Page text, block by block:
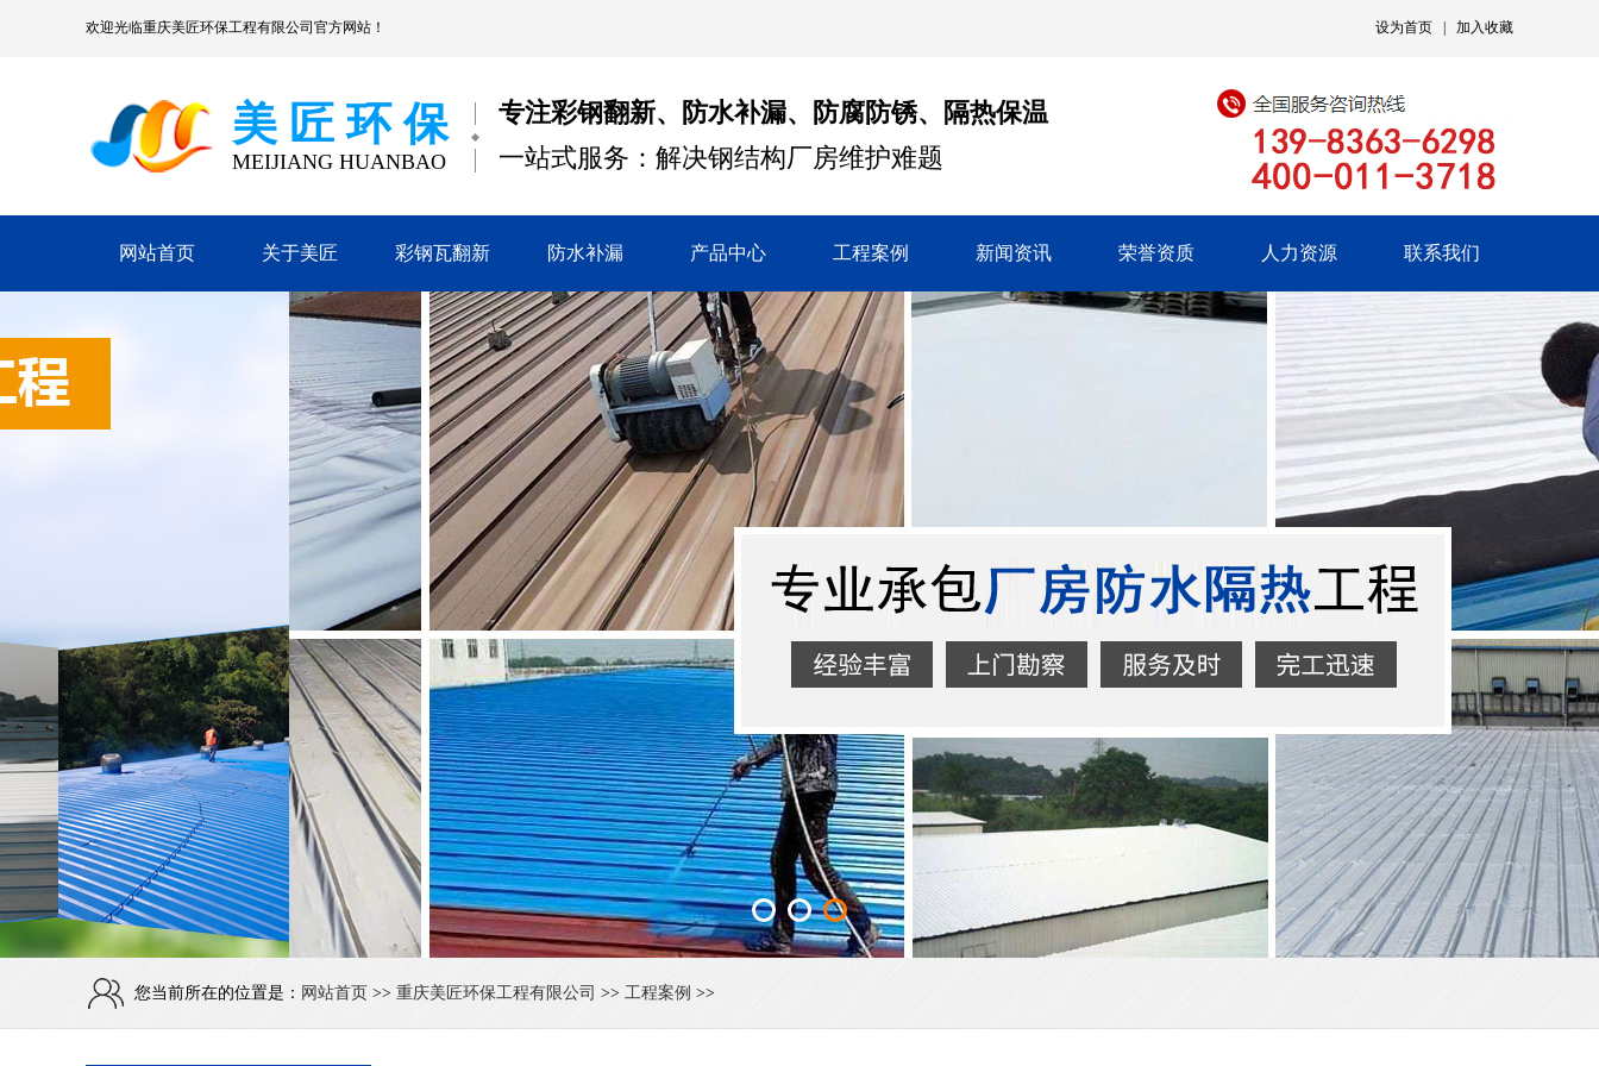
欢迎光临重庆美匠环保工程有限公司 官方网站！ 设为首页 加入收藏
美 匠 环 保
MEIJIANG HUANBAO
专注彩钢翻新、防水补漏、防腐防锈、隔热保温
一站式服务：解决钢结构厂房维护难题
网站首页 关于美匠 彩钢瓦翻新 防水补漏 产品中心 工程案例 新闻资讯 荣誉资质 人力资源 联系我们
您当前所在的位置是： 网站首页 >> 重庆美匠环保工程有限公司 >> 工程案例 >>